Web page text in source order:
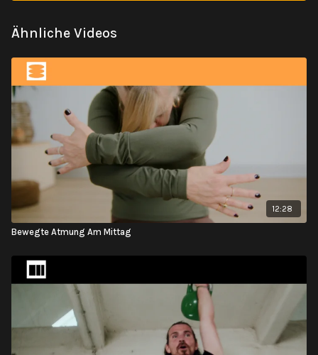
Ähnliche Videos
12:28
Bewegte Atmung Am Mittag